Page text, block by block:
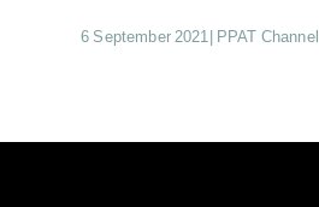
6 September 2021| PPAT Channel